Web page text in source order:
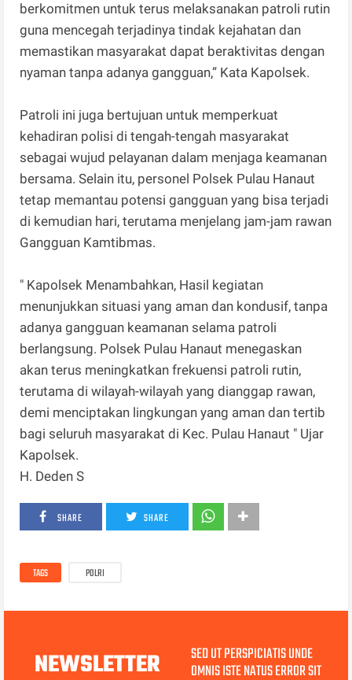
berkomitmen untuk terus melaksanakan patroli rutin
guna mencegah terjadinya tindak kejahatan dan
memastikan masyarakat dapat beraktivitas dengan
nyaman tanpa adanya gangguan,” Kata Kapolsek.
Patroli ini juga bertujuan untuk memperkuat
kehadiran polisi di tengah-tengah masyarakat
sebagai wujud pelayanan dalam menjaga keamanan
bersama. Selain itu, personel Polsek Pulau Hanaut
tetap memantau potensi gangguan yang bisa terjadi
di kemudian hari, terutama menjelang jam-jam rawan
Gangguan Kamtibmas.
" Kapolsek Menambahkan, Hasil kegiatan
menunjukkan situasi yang aman dan kondusif, tanpa
adanya gangguan keamanan selama patroli
berlangsung. Polsek Pulau Hanaut menegaskan
akan terus meningkatkan frekuensi patroli rutin,
terutama di wilayah-wilayah yang dianggap rawan,
demi menciptakan lingkungan yang aman dan tertib
bagi seluruh masyarakat di Kec. Pulau Hanaut " Ujar
Kapolsek.
H. Deden S
SHARE SHARE
TAGS POLRI
NEWSLETTER SED UT PERSPICIATIS UNDE
OMNIS ISTE NATUS ERROR SIT